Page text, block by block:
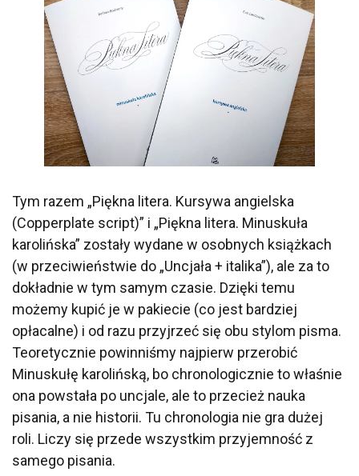
Tym razem „Piękna litera. Kursywa angielska
(Copperplate script)” i „Piękna litera. Minuskuła
karolińska” zostały wydane w osobnych książkach
(w przeciwieństwie do „Uncjała + italika”), ale za to
dokładnie w tym samym czasie. Dzięki temu
możemy kupić je w pakiecie (co jest bardziej
opłacalne) i od razu przyjrzeć się obu stylom pisma.
Teoretycznie powinniśmy najpierw przerobić
Minuskułę karolińską, bo chronologicznie to właśnie
ona powstała po uncjale, ale to przecież nauka
pisania, a nie historii. Tu chronologia nie gra dużej
roli. Liczy się przede wszystkim przyjemność z
samego pisania.